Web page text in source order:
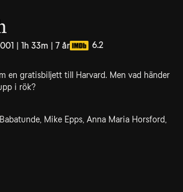
| 1h 33m | 7 år 6.2
en gratisbiljett till Harvard. Men vad händer
i rök?
Mike Epps, Anna Maria Horsford,